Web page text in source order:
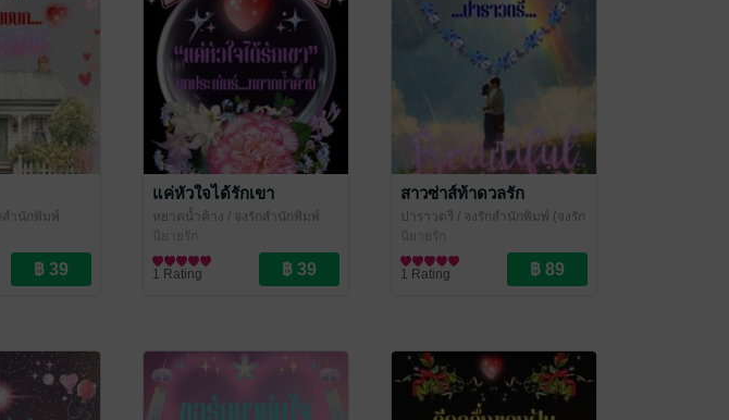
สำนักพิมพ์
ยาดน้ำค้าง
แค่หัวใจได้รักเขา
หยาดน้ำค้าง / จงรักสำนักพิมพ์
(จงรัก ปาราวตรี หยาดน้ำค้าง
ปราณชนก)
นิยายรัก
1 Rating
สาวซ่าส์ท้าดวลรัก
ปาราวตรี / จงรักสำนักพิมพ์ (จงรัก
ปาราวตรี หยาดน้ำค้าง ปราณ
ชนก)
นิยายรัก
1 Rating